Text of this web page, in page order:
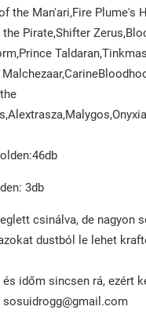
the Man'ari,Fire Plume's
Pirate,Shifter
3db
csinálva, de nagyon
dustból le lehet
időm sincsen rá, ezért